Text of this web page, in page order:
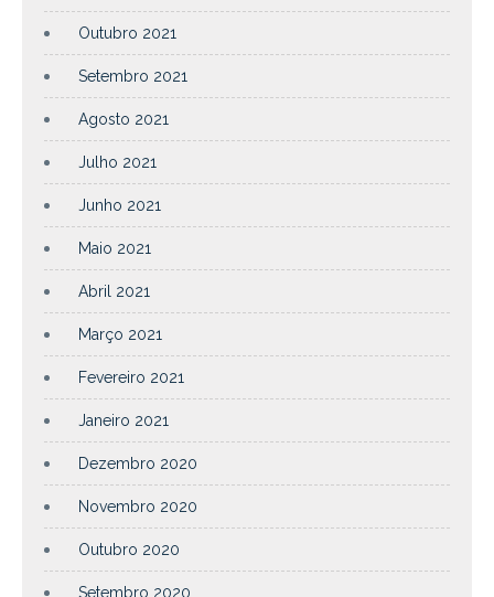
Outubro 2021
Setembro 2021
Agosto 2021
Julho 2021
Junho 2021
Maio 2021
Abril 2021
Março 2021
Fevereiro 2021
Janeiro 2021
Dezembro 2020
Novembro 2020
Outubro 2020
Setembro 2020